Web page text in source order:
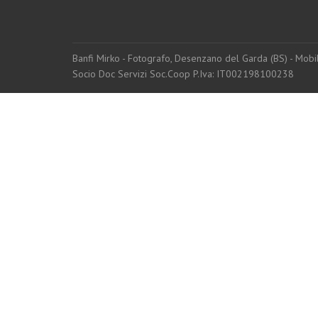
Banfi Mirko - Fotografo, Desenzano del Garda (BS) -
Socio Doc Servizi Soc.Coop P.Iva: IT002198100238